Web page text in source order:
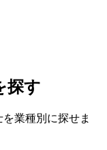
探す
業種別に探せま